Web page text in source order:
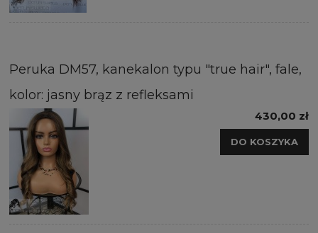
Peruka DM57, kanekalon typu "true hair", fale,
kolor: jasny brąz z refleksami
430,00 zł
DO KOSZYKA